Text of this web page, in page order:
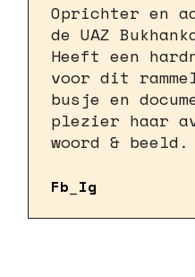
Oprichter en
de UAZ
Heeft een
voor dit
busje en
plezier haar
woord & beeld.
Fb Ig